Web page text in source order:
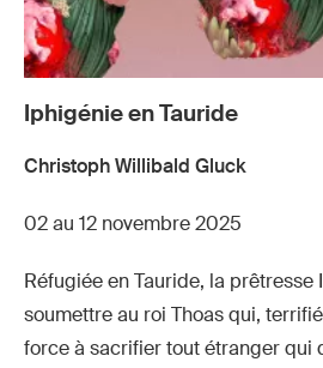
Iphigénie en Tauride
Christoph Willibald Gluck
02 au 12 novembre 2025
Réfugiée en Tauride, la prêtresse
soumettre au roi Thoas qui,
force à sacrifier tout étranger qui